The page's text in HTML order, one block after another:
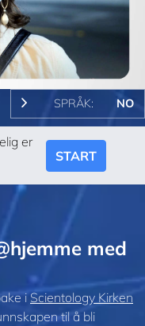
SPRÅK: NO
er
START
med
iScientology Kirken
til å bli